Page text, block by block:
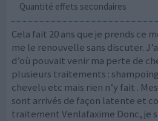
Quantité effets secondaires
Cela fait 20 ans que je prends ce
me le renouvelle sans discuter.
d’où pouvait venir ma perte de
plusieurs traitements :
chevelu etc mais rien n’y fait .
sont arrivés de façon latente et
traitement Venlafaxime Donc, je